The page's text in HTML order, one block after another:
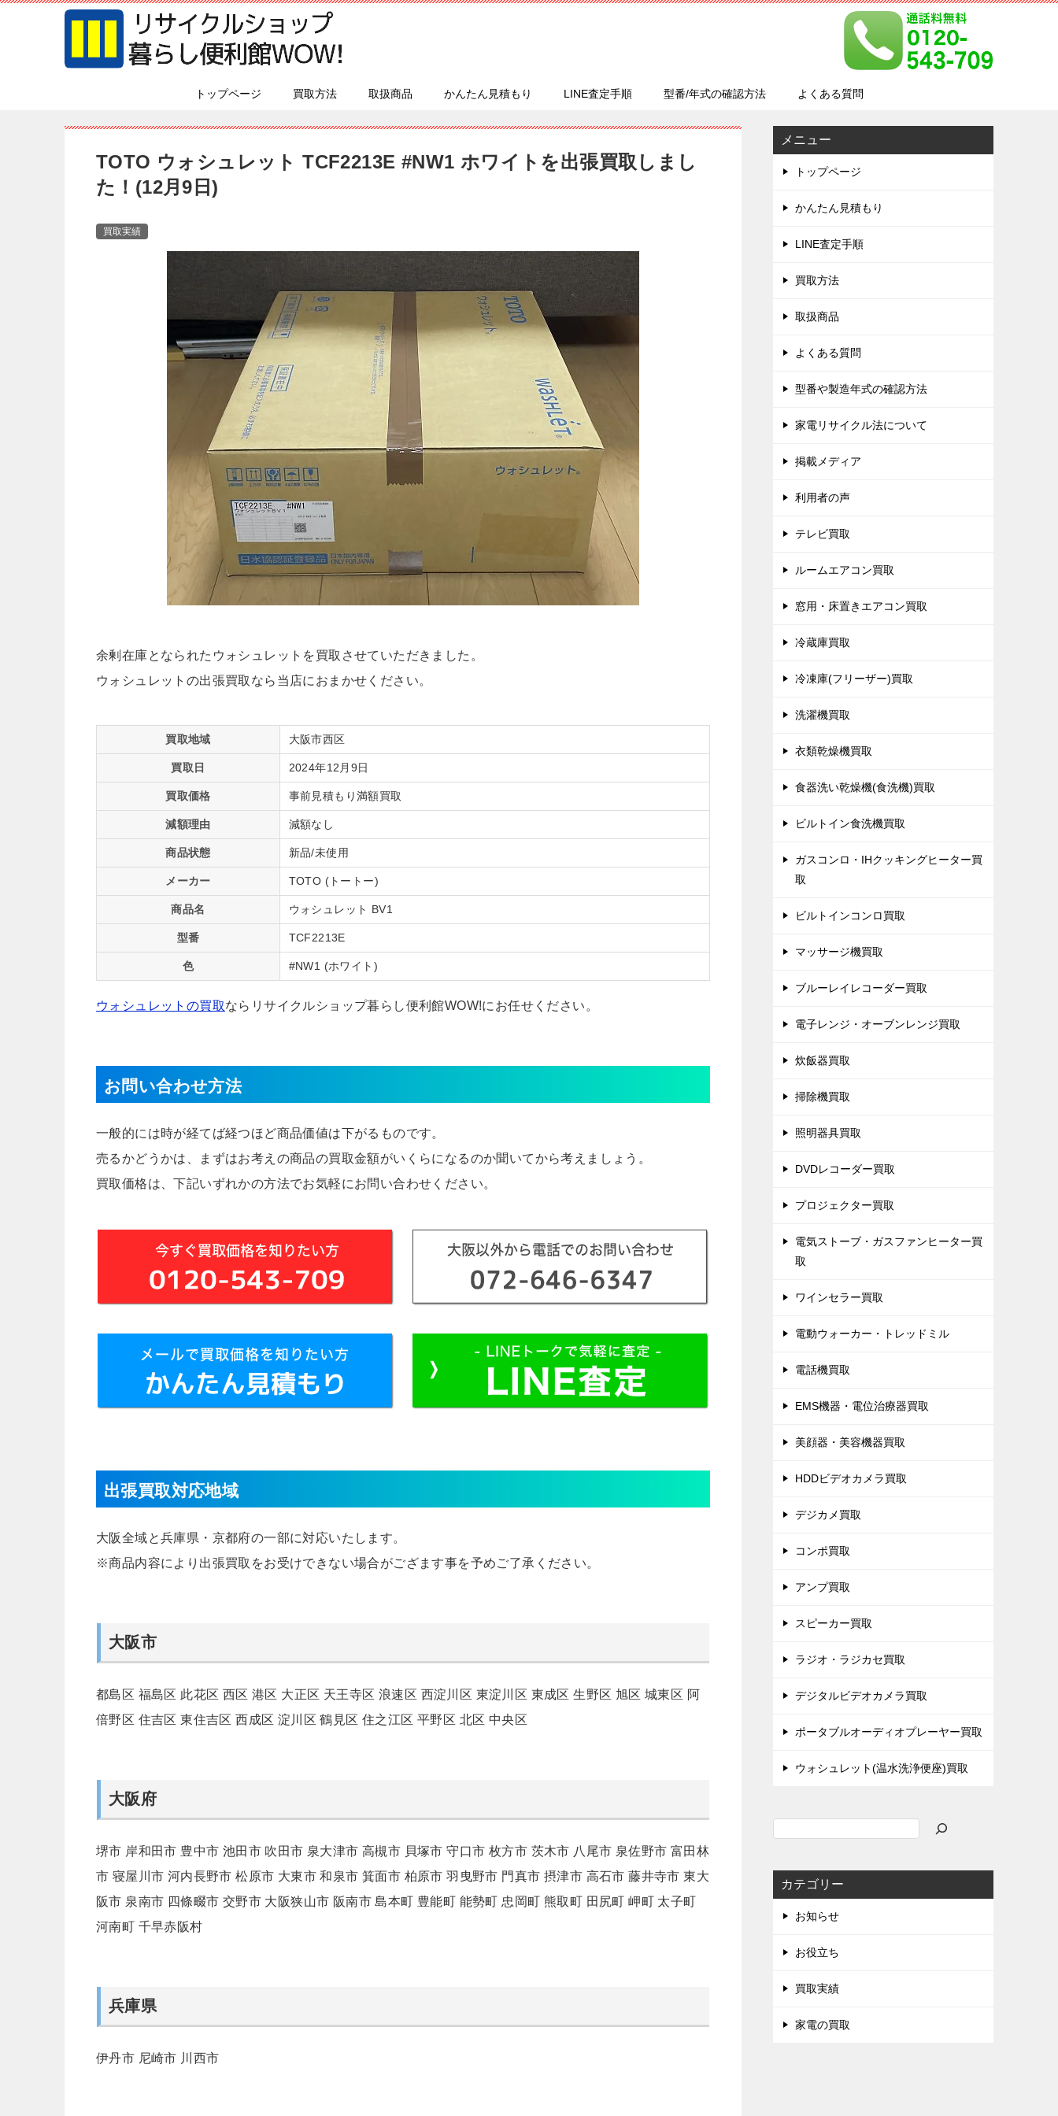
トップページ 買取方法 取扱商品 かんたん見積もり LINE査定手順 型番/年式の確認方法 よくある質問
TOTO ウォシュレット TCF2213E #NW1 ホワイトを出張買取しまし
た！(12月9日)
買取実績
余剰在庫となられたウォシュレットを買取させていただきました。
ウォシュレットの出張買取なら当店におまかせください。
買取地域 大阪市西区
買取日 2024年12月9日
買取価格 事前見積もり満額買取
減額理由 減額なし
商品状態 新品/未使用
メーカー TOTO (トートー)
商品名 ウォシュレット BV1
型番 TCF2213E
色 #NW1 (ホワイト)
ウォシュレットの買取ならリサイクルショップ暮らし便利館WOW!にお任せください。
お問い合わせ方法
一般的には時が経てば経つほど商品価値は下がるものです。
売るかどうかは、まずはお考えの商品の買取金額がいくらになるのか聞いてから考えましょう。
買取価格は、下記いずれかの方法でお気軽にお問い合わせください。
出張買取対応地域
大阪全域と兵庫県・京都府の一部に対応いたします。
※商品内容により出張買取をお受けできない場合がござます事を予めご了承ください。
大阪市
都島区 福島区 此花区 西区 港区 大正区 天王寺区 浪速区 西淀川区 東淀川区 東成区 生野区 旭区 城東区 阿
倍野区 住吉区 東住吉区 西成区 淀川区 鶴見区 住之江区 平野区 北区 中央区
大阪府
堺市 岸和田市 豊中市 池田市 吹田市 泉大津市 高槻市 貝塚市 守口市 枚方市 茨木市 八尾市 泉佐野市 富田林
市 寝屋川市 河内長野市 松原市 大東市 和泉市 箕面市 柏原市 羽曳野市 門真市 摂津市 高石市 藤井寺市 東大
阪市 泉南市 四條畷市 交野市 大阪狭山市 阪南市 島本町 豊能町 能勢町 忠岡町 熊取町 田尻町 岬町 太子町
河南町 千早赤阪村
兵庫県
伊丹市 尼崎市 川西市
メニュー
トップページ
かんたん見積もり
LINE査定手順
買取方法
取扱商品
よくある質問
型番や製造年式の確認方法
家電リサイクル法について
掲載メディア
利用者の声
テレビ買取
ルームエアコン買取
窓用・床置きエアコン買取
冷蔵庫買取
冷凍庫(フリーザー)買取
洗濯機買取
衣類乾燥機買取
食器洗い乾燥機(食洗機)買取
ビルトイン食洗機買取
ガスコンロ・IHクッキングヒーター買
取
ビルトインコンロ買取
マッサージ機買取
ブルーレイレコーダー買取
電子レンジ・オーブンレンジ買取
炊飯器買取
掃除機買取
照明器具買取
DVDレコーダー買取
プロジェクター買取
電気ストーブ・ガスファンヒーター買
取
ワインセラー買取
電動ウォーカー・トレッドミル
電話機買取
EMS機器・電位治療器買取
美顔器・美容機器買取
HDDビデオカメラ買取
デジカメ買取
コンポ買取
アンプ買取
スピーカー買取
ラジオ・ラジカセ買取
デジタルビデオカメラ買取
ポータブルオーディオプレーヤー買取
ウォシュレット(温水洗浄便座)買取
カテゴリー
お知らせ
お役立ち
買取実績
家電の買取